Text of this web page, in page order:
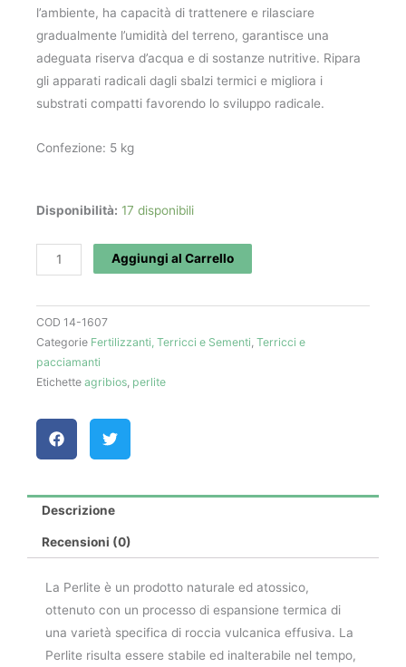
l’ambiente, ha capacità di trattenere e rilasciare
gradualmente l’umidità del terreno, garantisce una
adeguata riserva d’acqua e di sostanze nutritive. Ripara
gli apparati radicali dagli sbalzi termici e migliora i
substrati compatti favorendo lo sviluppo radicale.
Confezione: 5 kg
Disponibilità: 17 disponibili
Perlite
-
Paese
Verde
quantità
Aggiungi al Carrello
COD 14-1607
Categorie Fertilizzanti, Terricci e Sementi Terricci e
pacciamanti
Etichette agribios perlite
Descrizione
Recensioni (0)
La Perlite è un prodotto naturale ed atossico,
ottenuto con un processo di espansione termica di
una varietà specifica di roccia vulcanica effusiva. La
Perlite risulta essere stabile ed inalterabile nel tempo,